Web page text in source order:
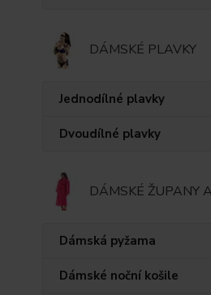
DÁMSKÉ PLAVKY
Jednodílné plavky
Dvoudílné plavky
DÁMSKÉ ŽUPANY
Dámská pyžama
Dámské noční košile